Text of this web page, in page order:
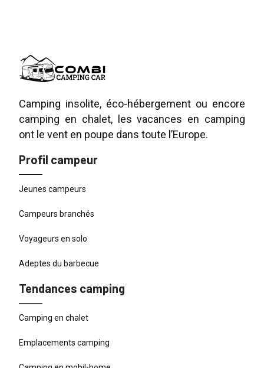
Camping insolite, éco-hébergement ou encore
camping en chalet, les vacances en camping
ont le vent en poupe dans toute l’Europe.
Profil campeur
Jeunes campeurs
Campeurs branchés
Voyageurs en solo
Adeptes du barbecue
Tendances camping
Camping en chalet
Emplacements camping